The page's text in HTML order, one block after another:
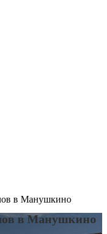
в Манушкино
в Манушкино